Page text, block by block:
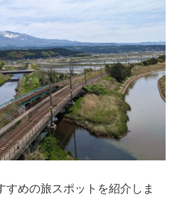
すめの旅スポットを紹介しま